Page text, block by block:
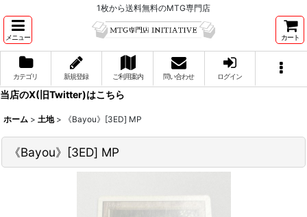
1枚から送料無料のMTG専門店
メニュー カート
カテゴリ 新規登録 ご利用案内 問い合わせ ログイン
当店のX(旧Twitter)はこちら
ホーム > 土地 > 《Bayou》[3ED] MP
《Bayou》[3ED] MP